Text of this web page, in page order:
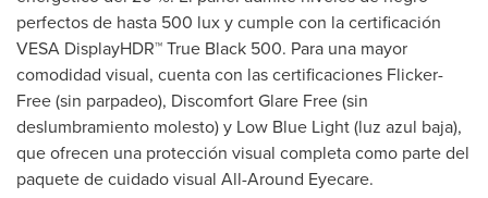
perfectos de hasta 500 lux y cumple con la certificación
VESA DisplayHDR™ True Black 500. Para una mayor
comodidad visual, cuenta con las certificaciones Flicker-
Free (sin parpadeo), Discomfort Glare Free (sin
deslumbramiento molesto) y Low Blue Light (luz azul baja),
que ofrecen una protección visual completa como parte del
paquete de cuidado visual All-Around Eyecare.